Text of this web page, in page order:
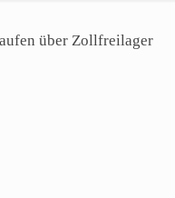
über Zollfreilager